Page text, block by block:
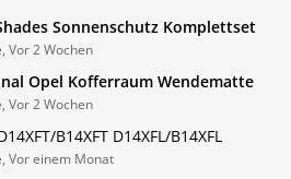
Sonnenschutz Komplettset
Vor 2 Wochen
Opel Kofferraum Wendematte
Vor 2 Wochen
B14XFT D14XFL/B14XFL
Vor einem Monat